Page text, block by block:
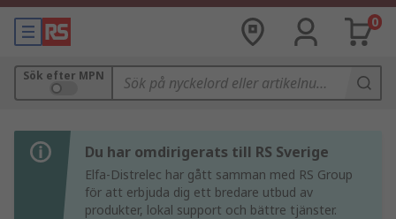
0
Sök efter MPN
Du har omdirigerats till RS Sverige
Elfa-Distrelec har gått samman med RS Group
för att erbjuda dig ett bredare utbud av
produkter, lokal support och bättre tjänster.